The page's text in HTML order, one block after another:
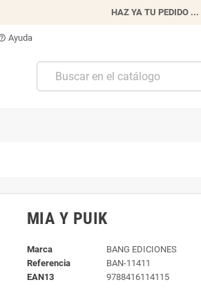
HAZ YA TU PEDIDO ...
Ayuda
MIA Y PUIK
Marca
BANG EDICIONES
Referencia
BAN-11411
EAN13
9788416114115